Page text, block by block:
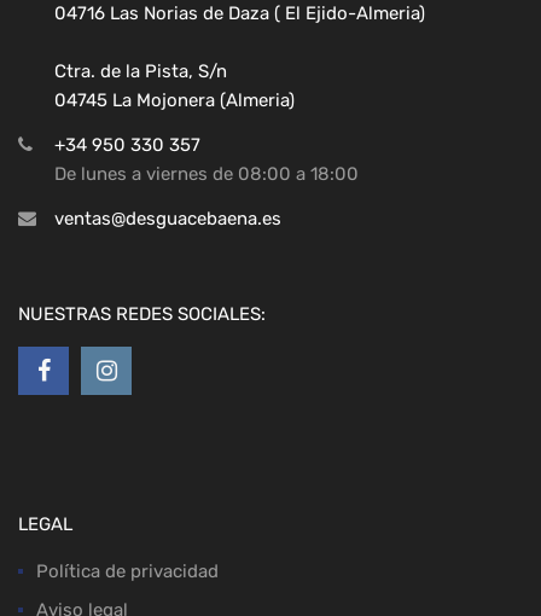
04716 Las Norias de Daza ( El Ejido-Almeria)
Ctra. de la Pista, S/n
04745 La Mojonera (Almeria)
+34 950 330 357
De lunes a viernes de 08:00 a 18:00
ventas@desguacebaena.es
NUESTRAS REDES SOCIALES:
LEGAL
Política de privacidad
Aviso legal